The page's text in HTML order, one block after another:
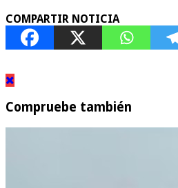
COMPARTIR NOTICIA
Compruebe también